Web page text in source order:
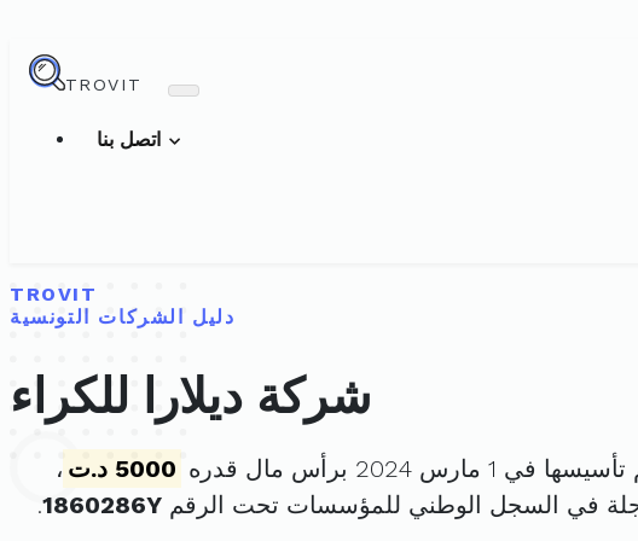
TROVIT
TROVIT
دليل الشركات التونسية
شركة ديلارا للكراء
في 1 مارس 2024 برأس مال قدره 5000 د.ت
،
في السجل الوطني للمؤسسات تحت الرقم 1860286Y
.